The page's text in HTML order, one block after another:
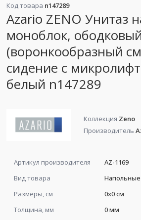
Код товара n147289
Azario ZENO Унитаз
моноблок,
(воронкообразный
сидение с
белый n147289
Коллекция Zeno
Производитель
Артикул производителя
AZ-1169
Вид товара
Размеры, см
0x0 см
Толщина, мм
0 мм